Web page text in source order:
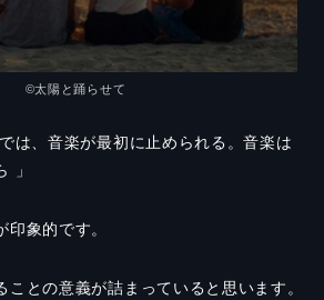
©太陽と踊らせて
は、音楽が最初に止められる。音楽は
」
印象的です。
ことの意義が詰まっていると思います。